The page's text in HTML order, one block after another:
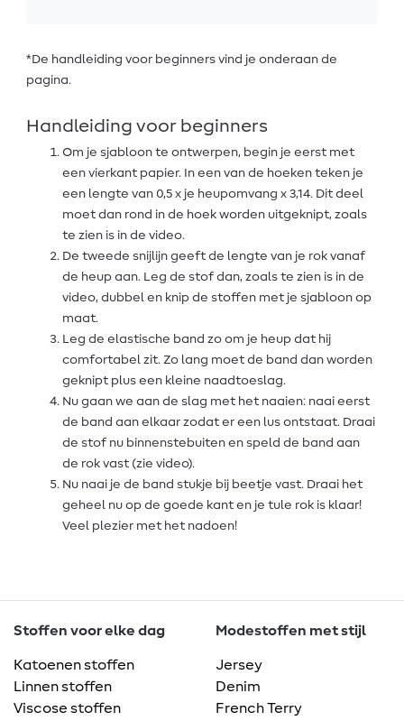
*De handleiding voor beginners vind je onderaan de
pagina.
Handleiding voor beginners
Om je sjabloon te ontwerpen, begin je eerst met
een vierkant papier. In een van de hoeken teken je
een lengte van 0,5 x je heupomvang x 3,14. Dit deel
moet dan rond in de hoek worden uitgeknipt, zoals
te zien is in de video.
De tweede snijlijn geeft de lengte van je rok vanaf
de heup aan. Leg de stof dan, zoals te zien is in de
video, dubbel en knip de stoffen met je sjabloon op
maat.
Leg de elastische band zo om je heup dat hij
comfortabel zit. Zo lang moet de band dan worden
geknipt plus een kleine naadtoeslag.
Nu gaan we aan de slag met het naaien: naai eerst
de band aan elkaar zodat er een lus ontstaat. Draai
de stof nu binnenstebuiten en speld de band aan
de rok vast (zie video).
Nu naai je de band stukje bij beetje vast. Draai het
geheel nu op de goede kant en je tule rok is klaar!
Veel plezier met het nadoen!
Stoffen voor elke dag
Katoenen stoffen
Linnen stoffen
Viscose stoffen
Modestoffen met stijl
Jersey
Denim
French Terry